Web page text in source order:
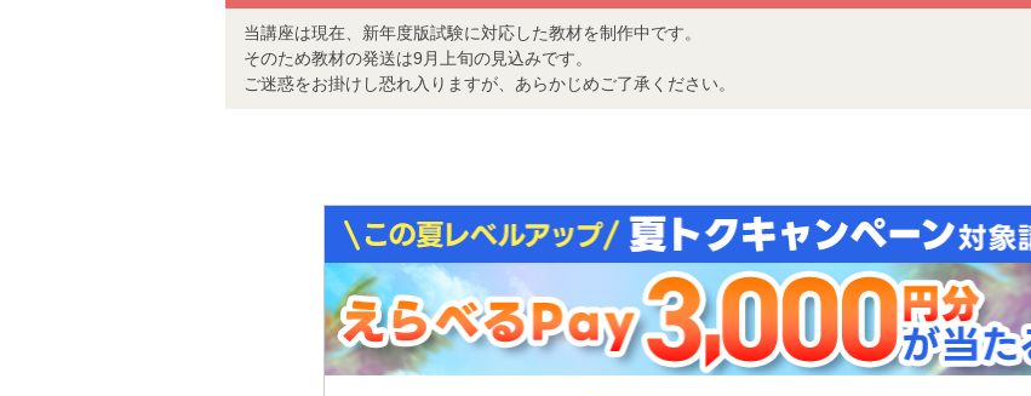
当講座は現在、新年度版試験に対応した教材を制作中です。
そのため教材の発送は9月上旬の見込みです。
ご迷惑をお掛けし恐れ入りますが、あらかじめご了承ください。